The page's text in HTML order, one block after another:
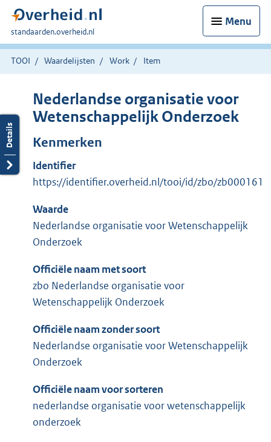
Menu
U
bent
hier:
standaarden.overheid.nl
TOOI Waardelijsten Work Item
Nederlandse organisatie voor
Wetenschappelijk Onderzoek
Kenmerken
Identifier
https://identifier.overheid.nl/tooi/id/zbo/zb000161
Waarde
Nederlandse organisatie voor Wetenschappelijk
Onderzoek
Officiële naam met soort
zbo Nederlandse organisatie voor
Wetenschappelijk Onderzoek
Officiële naam zonder soort
Nederlandse organisatie voor Wetenschappelijk
Onderzoek
Officiële naam voor sorteren
nederlandse organisatie voor wetenschappelijk
onderzoek